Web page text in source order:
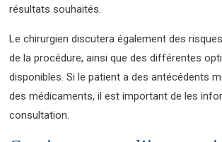
résultats souhaités.
Le chirurgien discutera également des
de la procédure, ainsi que des différentes
disponibles. Si le patient a des antécédents
des médicaments, il est important de les
consultation.